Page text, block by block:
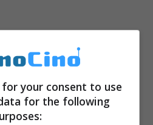
your consent to use
for the following